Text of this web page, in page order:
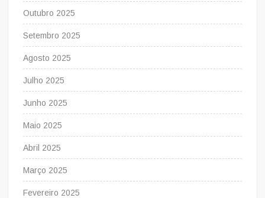
Outubro 2025
Setembro 2025
Agosto 2025
Julho 2025
Junho 2025
Maio 2025
Abril 2025
Março 2025
Fevereiro 2025